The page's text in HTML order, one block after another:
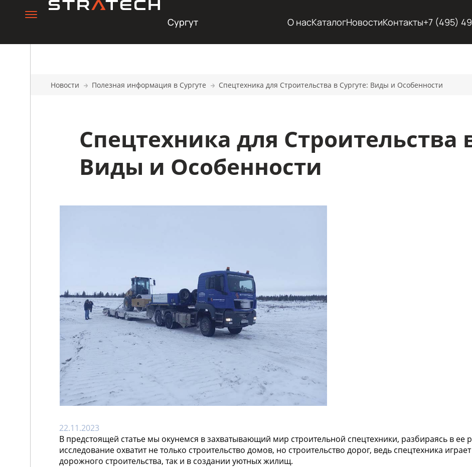
Сургут О насКаталогНовостиКонтакты+7 (495)
Новости Полезная информация в Сургуте Спецтехника для Строительства в Сургуте: Виды и Особенности
Спецтехника для Строительства
Виды и Особенности
22.11.2023
В предстоящей статье мы окунемся в захватывающий мир строительной спецтехники, разбираясь в
исследование охватит не только строительство домов, но строительство дорог, ведь спецтехника
дорожного строительства, так и в создании уютных жилищ.